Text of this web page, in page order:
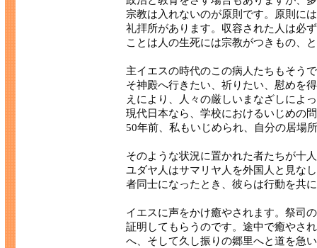
宗教は入れないのが原則です。原則に
礼拝所があります。収容された人は必
ことは人の生死には宗教がつきもの、
主イエスの時代のこの病人たちもそう
そ神殿へ行きたい、祈りたい、慰めを
えにより、人々の厳しいまなざしによ
現代日本なら、学校におけるいじめの
50年前、私もいじめられ、自分の居場
そのような状況に置かれた者たちが十
ユダヤ人はサマリヤ人を外国人と見な
者同士になったとき、彼らは行動を共
イエスに声をかけ癒やされます。祭司
証明してもらうのです。途中で癒やさ
へ、そして久し振りの郷里へと道を急